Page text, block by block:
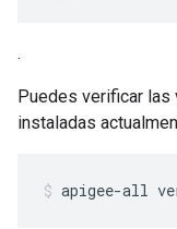
.
Puedes verificar
instaladas
apigee-all